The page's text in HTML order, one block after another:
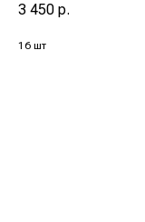
3 450 р.
16 шт